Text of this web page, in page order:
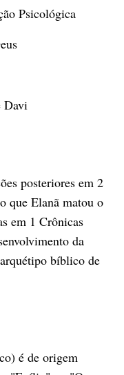
Psicológica
Davi
posteriores em 2
que Elanã matou o
em 1 Crônicas
da
bíblico de